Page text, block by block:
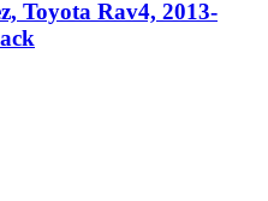
Toyota Rav4, 2013-